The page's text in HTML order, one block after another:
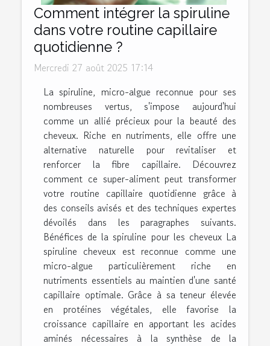
Comment intégrer la spiruline
dans votre routine capillaire
quotidienne ?
Mercredi 27 août 2025 17:14
La spiruline, micro-algue reconnue pour ses
nombreuses vertus, s'impose aujourd'hui
comme un allié précieux pour la beauté des
cheveux. Riche en nutriments, elle offre une
alternative naturelle pour revitaliser et
renforcer la fibre capillaire. Découvrez
comment ce super-aliment peut transformer
votre routine capillaire quotidienne grâce à
des conseils avisés et des techniques expertes
dévoilés dans les paragraphes suivants.
Bénéfices de la spiruline pour les cheveux La
spiruline cheveux est reconnue comme une
micro-algue particulièrement riche en
nutriments essentiels au maintien d'une santé
capillaire optimale. Grâce à sa teneur élevée
en protéines végétales, elle favorise la
croissance capillaire en apportant les acides
aminés nécessaires à la synthèse de la